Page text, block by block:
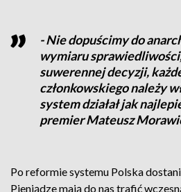
- Nie dopuścimy do
wymiaru
suwerennej decyzji,
członkowskiego należy
system działał jak
premier Mateusz
Po reformie systemu Polska
Pieniądze mają do nas trafić